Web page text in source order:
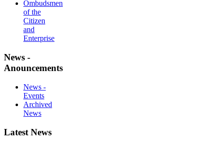
Ombudsmen
of the
Citizen
and
Enterprise
News -
Anouncements
News -
Events
Archived
News
Latest News